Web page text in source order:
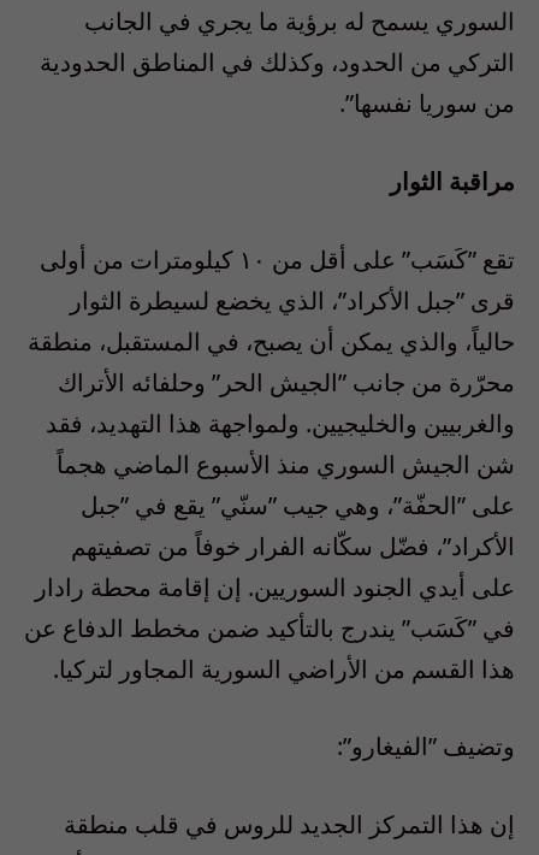
السوري يسمح له برؤية ما يجري في الجانب
التركي من الحدود، وكذلك في المناطق الحدودية
من سوريا نفسها”.
‎تقع ‫”‬كَسَب‫”‬ على أقل من ١٠ كيلومترات من أولى
قرى ‫”‬جبل الأكراد‫”‬، الذي يخضع لسيطرة الثوار
حالياً، والذي يمكن أن يصبح، في المستقبل، منطقة
محرّرة من جانب ‫”‬الجيش الحر‫”‬ وحلفائه الأتراك
والغربيين والخليجيين‫.‬ ولمواجهة هذا التهديد، فقد
شن الجيش السوري منذ الأسبوع الماضي هجماً
على ‫”‬الحفّة‫”‬، وهي جيب ‫”‬سنّي‫”‬ يقع في ‫”‬جبل
الأكراد‫”‬، فضّل سكّانه الفرار خوفاً من تصفيتهم
على أيدي الجنود السوريين‫.‬ إن إقامة محطة رادار
في ‫”‬كَسَب‫”‬ يندرج بالتأكيد ضمن مخطط الدفاع عن
هذا القسم من الأراضي السورية المجاور لتركيا‫.‬
‎إن هذا التمركز الجديد للروس في قلب منطقة